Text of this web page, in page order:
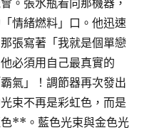
。張水瓶看向那機器，
情緒燃料」口。他迅速
張寫著「我就是個單戀
必須用自己最真實的
氣」！調節器再次發出
束不再是彩虹色，而是
**。藍色光束與金色光